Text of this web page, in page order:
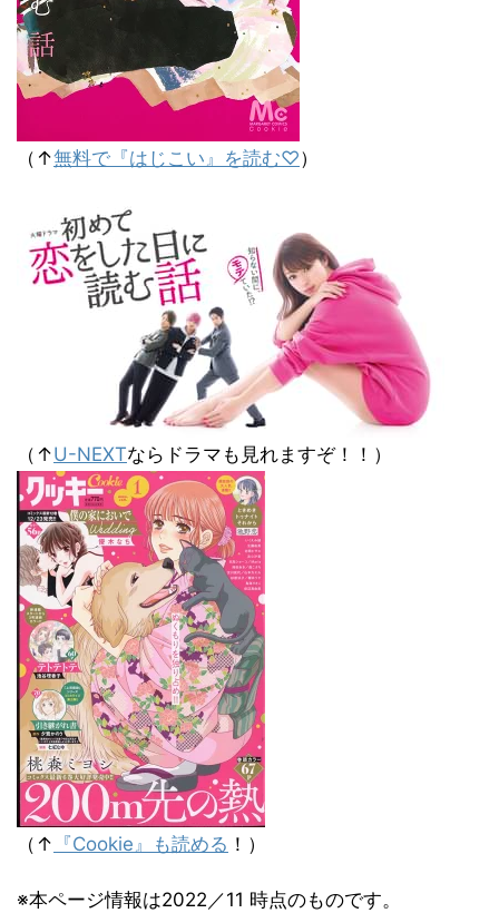
（↑無料で『はじこい』を読む♡）
（↑U-NEXTならドラマも見れますぞ！！）
（↑ 『Cookie』も読める ！）
※本ページ情報は2022／11 時点のものです。